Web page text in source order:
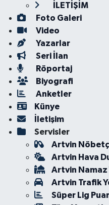
İLETİŞİM
Foto Galeri
Video
Yazarlar
Seri İlan
Röportaj
Biyografi
Anketler
Künye
İletişim
Servisler
Artvin
Artvin Hava
Artvin
Artvin Trafik
Süper Lig